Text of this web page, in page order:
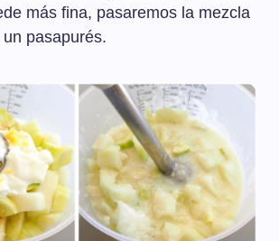
más fina, pasaremos la mezcla
pasapurés.